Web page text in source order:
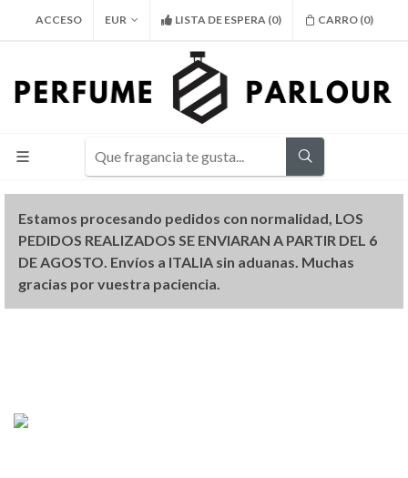
ACCESO EUR LISTA DE ESPERA(0) CARRO (0)
Estamos procesando pedidos con normalidad, LOS
PEDIDOS REALIZADOS SE ENVIARAN A PARTIR DEL 6
DE AGOSTO. Envíos a ITALIA sin aduanas. Muchas
gracias por vuestra paciencia.